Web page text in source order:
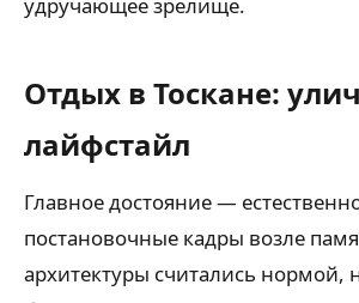
удручающее зрелище.
Отдых в Тоскане:
лайфстайл
Главное достояние —
постановочные кадры возле
архитектуры считались нормой,